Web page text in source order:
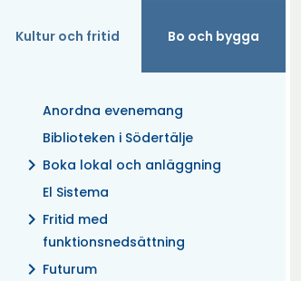
Kultur och fritid Bo och bygga
Anordna evenemang
Biblioteken i Södertälje
chevron_right Boka lokal och anläggning
El Sistema
chevron_right Fritid med
funktionsnedsättning
chevron_right Futurum